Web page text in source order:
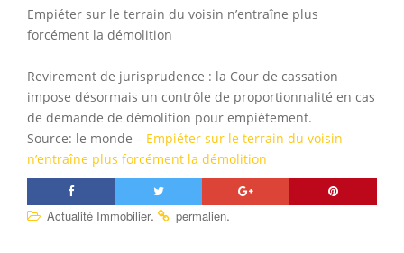
Empiéter sur le terrain du voisin n’entraîne plus
forcément la démolition
Revirement de jurisprudence : la Cour de cassation
impose désormais un contrôle de proportionnalité en cas
de demande de démolition pour empiétement.
Source: le monde – Empiéter sur le terrain du voisin
n’entraîne plus forcément la démolition
Actualité Immobilier. permalien.